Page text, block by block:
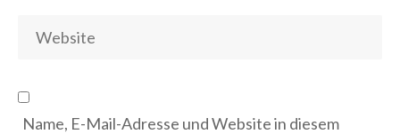
Name, E-Mail-Adresse und Website in diesem